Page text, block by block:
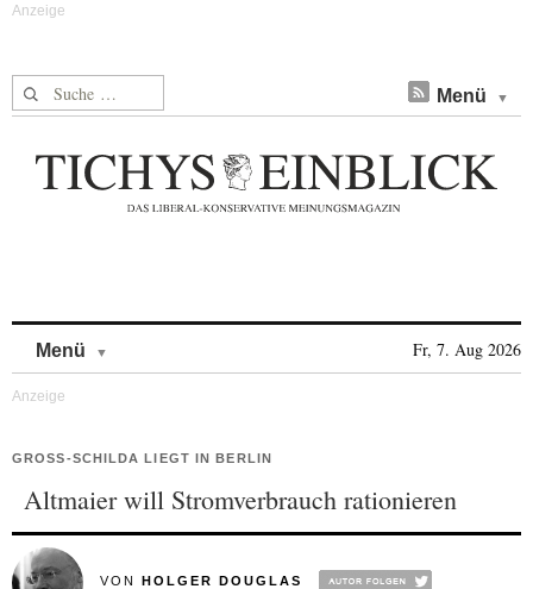
Suche nach: Menü
Menü Fr, 7. Aug 2026
GROSS-SCHILDA LIEGT IN BERLIN
Altmaier will Stromverbrauch rationieren
VON HOLGER DOUGLAS